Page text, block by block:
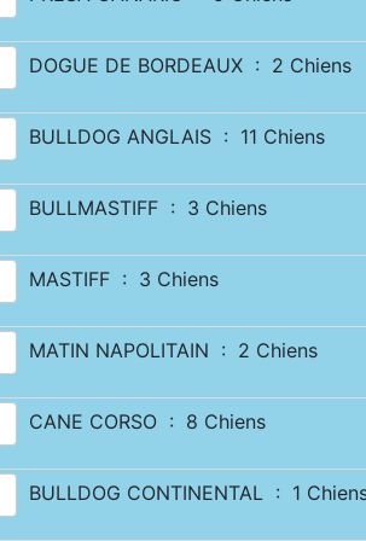
DOGUE DE BORDEAUX : 2 Chiens
BULLDOG ANGLAIS : 11 Chiens
BULLMASTIFF : 3 Chiens
MASTIFF : 3 Chiens
MATIN NAPOLITAIN : 2 Chiens
CANE CORSO : 8 Chiens
BULLDOG CONTINENTAL : 1